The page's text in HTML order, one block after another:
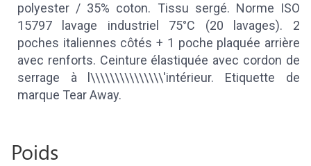
polyester / 35% coton. Tissu sergé. Norme ISO
15797 lavage industriel 75°C (20 lavages). 2
poches italiennes côtés + 1 poche plaquée arrière
avec renforts. Ceinture élastiquée avec cordon de
serrage à l\\\\\\\\\\\\\\\'intérieur. Etiquette de
marque Tear Away.
Poids